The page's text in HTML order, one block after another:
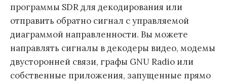
программы SDR для декодирования или
отправить обратно сигнал с управляемой
диаграммой направленности. Вы можете
направлять сигналы в декодеры видео, модемы
двусторонней связи, графы GNU Radio или
собственные приложения, запущенные прямо